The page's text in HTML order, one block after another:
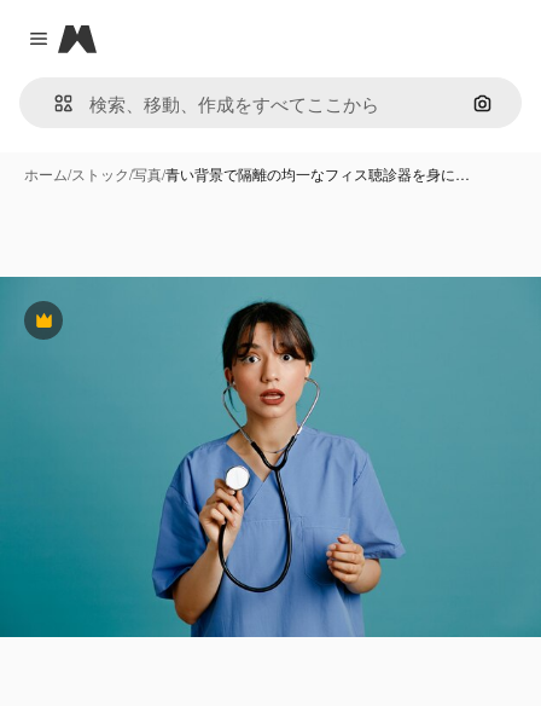
Close menu
Magnific
画像で
ホーム/ストック/写真/青い背景で隔離の均一なフィス聴診器を身に…
Premium